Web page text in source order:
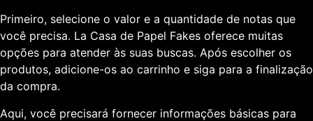
Primeiro, selecione o valor e a quantidade de notas que
você precisa. La Casa de Papel Fakes oferece muitas
opções para atender às suas buscas. Após escolher os
produtos, adicione-os ao carrinho e siga para a finalização
da compra.
Aqui, você precisará fornecer informações básicas para